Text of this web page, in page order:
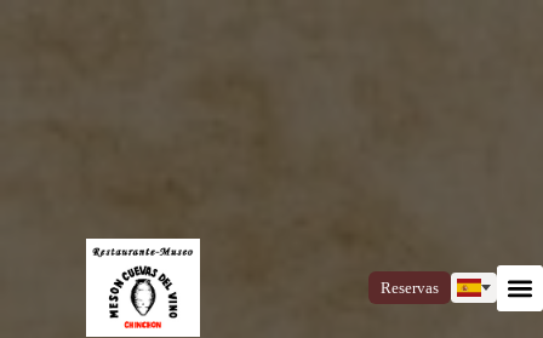
Reservas